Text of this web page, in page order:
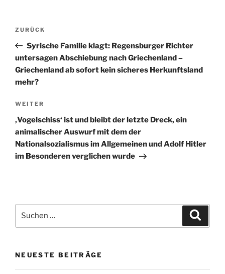
Beitragsnavigation
Vorheriger
Beitrag
ZURÜCK
Syrische Familie klagt: Regensburger Richter
untersagen Abschiebung nach Griechenland –
Griechenland ab sofort kein sicheres Herkunftsland
mehr?
Nächster
Beitrag
WEITER
‚Vogelschiss‘ ist und bleibt der letzte Dreck, ein
animalischer Auswurf mit dem der
Nationalsozialismus im Allgemeinen und Adolf Hitler
im Besonderen verglichen wurde
nach:
NEUESTE BEITRÄGE